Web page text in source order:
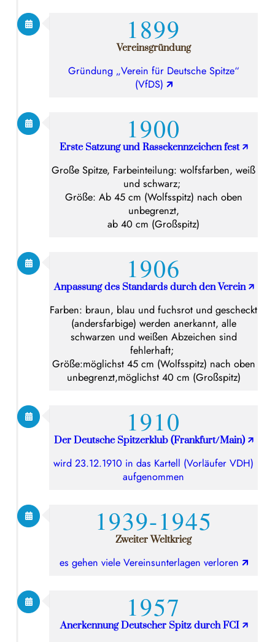
1899
Vereinsgründung
Gründung „Verein für Deutsche Spitze“
(VfDS) 🡭
1900
Erste Satzung und Rassekennzeichen fest 🡭
Große Spitze, Farbeinteilung: wolfsfarben, weiß
und schwarz;
Größe: Ab 45 cm (Wolfsspitz) nach oben
unbegrenzt,
ab 40 cm (Großspitz)
1906
Anpassung des Standards durch den Verein 🡭
Farben: braun, blau und fuchsrot und gescheckt
(andersfarbige) werden anerkannt, alle
schwarzen und weißen Abzeichen sind
fehlerhaft;
Größe:möglichst 45 cm (Wolfsspitz) nach oben
unbegrenzt,möglichst 40 cm (Großspitz)
1910
Der Deutsche Spitzerklub (Frankfurt/Main) 🡭
wird 23.12.1910 in das Kartell (Vorläufer VDH)
aufgenommen
1939-1945
Zweiter Weltkrieg
es gehen viele Vereinsunterlagen verloren 🡭
1957
Anerkennung Deutscher Spitz durch FCI 🡭